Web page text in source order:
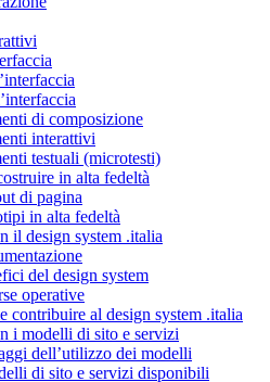
di composizione
interattivi
testuali (microtesti)
in alta fedeltà
di pagina
in alta fedeltà
il design system .italia
del design system
operative
contribuire al design system .italia
i modelli di sito e servizi
dell’utilizzo dei modelli
di sito e servizi disponibili